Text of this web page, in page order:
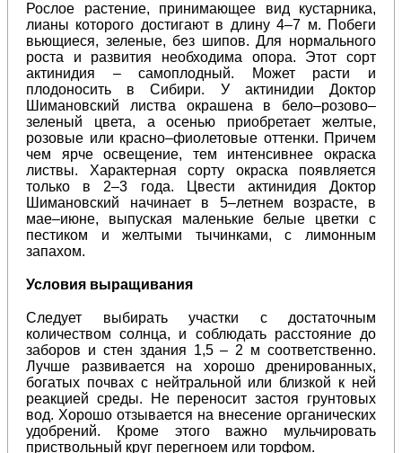
Рослое растение, принимающее вид кустарника,
лианы которого достигают в длину 4–7 м. Побеги
вьющиеся, зеленые, без шипов. Для нормального
роста и развития необходима опора. Этот сорт
актинидия – самоплодный. Может расти и
плодоносить в Сибири. У актинидии Доктор
Шимановский листва окрашена в бело–розово–
зеленый цвета, а осенью приобретает желтые,
розовые или красно–фиолетовые оттенки. Причем
чем ярче освещение, тем интенсивнее окраска
листвы. Характерная сорту окраска появляется
только в 2–3 года. Цвести актинидия Доктор
Шимановский начинает в 5–летнем возрасте, в
мае–июне, выпуская маленькие белые цветки с
пестиком и желтыми тычинками, с лимонным
запахом.
Условия выращивания
Следует выбирать участки с достаточным
количеством солнца, и соблюдать расстояние до
заборов и стен здания 1,5 – 2 м соответственно.
Лучше развивается на хорошо дренированных,
богатых почвах с нейтральной или близкой к ней
реакцией среды. Не переносит застоя грунтовых
вод. Хорошо отзывается на внесение органических
удобрений. Кроме этого важно мульчировать
приствольный круг перегноем или торфом.